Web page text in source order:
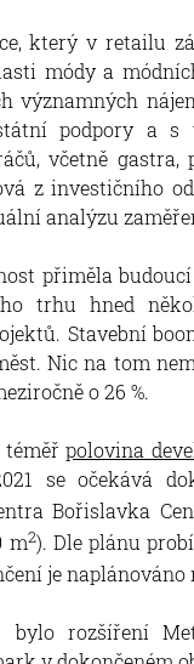
který v retailu
módy a
významných
podpory a
včetně gastra,
z investičního
analýzu
přiměla
trhu hned
Stavební
Nic na tom
o 26 %.
téměřpolovina
se očekává
Bořislavka
m2). Dle plánu
je
bylo rozšíření